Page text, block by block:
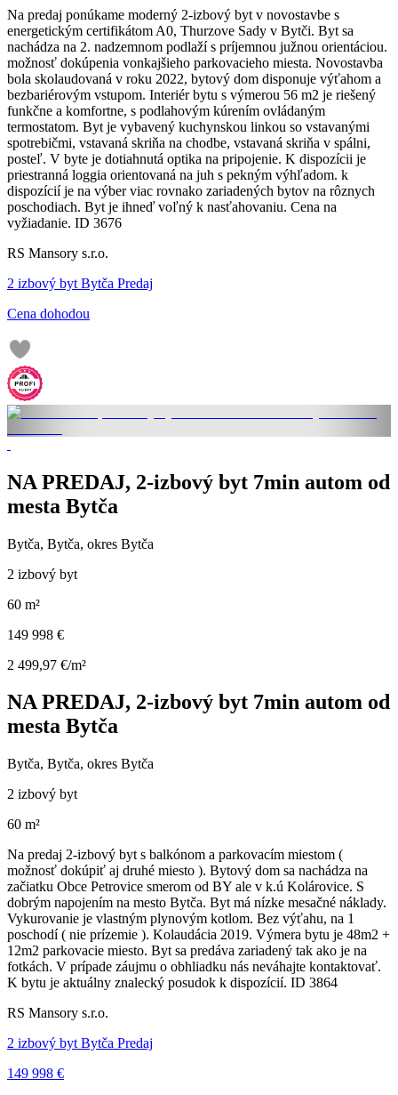
Na predaj ponúkame moderný 2-izbový byt v novostavbe s
energetickým certifikátom A0, Thurzove Sady v Bytči. Byt sa
nachádza na 2. nadzemnom podlaží s príjemnou južnou orientáciou.
možnosť dokúpenia vonkajšieho parkovacieho miesta. Novostavba
bola skolaudovaná v roku 2022, bytový dom disponuje výťahom a
bezbariérovým vstupom. Interiér bytu s výmerou 56 m2 je riešený
funkčne a komfortne, s podlahovým kúrením ovládaným
termostatom. Byt je vybavený kuchynskou linkou so vstavanými
spotrebičmi, vstavaná skriňa na chodbe, vstavaná skriňa v spálni,
posteľ. V byte je dotiahnutá optika na pripojenie. K dispozícii je
priestranná loggia orientovaná na juh s pekným výhľadom. k
dispozícií je na výber viac rovnako zariadených bytov na rôznych
poschodiach. Byt je ihneď voľný k nasťahovaniu. Cena na
vyžiadanie. ID 3676
RS Mansory s.r.o.
2 izbový byt Bytča Predaj
Cena dohodou
NA PREDAJ, 2-izbový byt 7min autom od
mesta Bytča
Bytča, Bytča, okres Bytča
2 izbový byt
60 m²
149 998 €
2 499,97 €/m²
NA PREDAJ, 2-izbový byt 7min autom od
mesta Bytča
Bytča, Bytča, okres Bytča
2 izbový byt
60 m²
Na predaj 2-izbový byt s balkónom a parkovacím miestom (
možnosť dokúpiť aj druhé miesto ). Bytový dom sa nachádza na
začiatku Obce Petrovice smerom od BY ale v k.ú Kolárovice. S
dobrým napojením na mesto Bytča. Byt má nízke mesačné náklady.
Vykurovanie je vlastným plynovým kotlom. Bez výťahu, na 1
poschodí ( nie prízemie ). Kolaudácia 2019. Výmera bytu je 48m2 +
12m2 parkovacie miesto. Byt sa predáva zariadený tak ako je na
fotkách. V prípade záujmu o obhliadku nás neváhajte kontaktovať.
K bytu je aktuálny znalecký posudok k dispozícií. ID 3864
RS Mansory s.r.o.
2 izbový byt Bytča Predaj
149 998 €